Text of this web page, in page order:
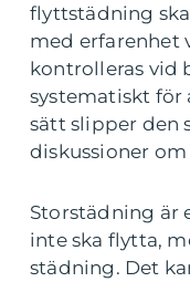
flyttstädning
med erfarenhet
kontrolleras vid
systematiskt för
sätt slipper den
diskussioner
Storstädning är
inte ska flytta,
städning. Det